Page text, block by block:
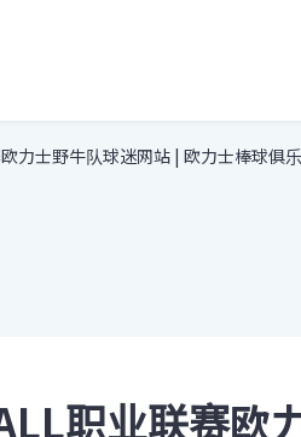
力士野牛队球迷网站 | 欧力士棒球俱
职业联赛欧